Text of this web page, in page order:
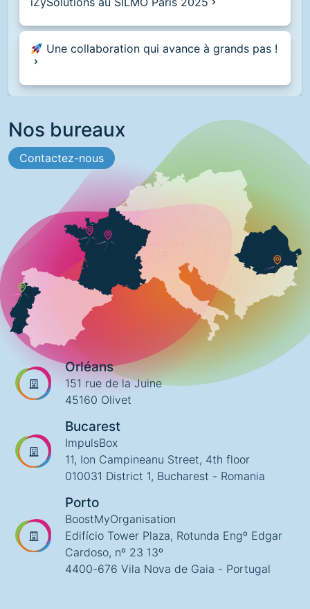
Une collaboration qui avance à grands pas !
Nos bureaux
Contactez-nous
Orléans
151 rue de la Juine
45160 Olivet
Bucarest
ImpulsBox
11, Ion Campineanu Street, 4th floor
010031 District 1, Bucharest - Romania
Porto
BoostMyOrganisation
Edifício Tower Plaza, Rotunda Engº Edgar
Cardoso, nº 23 13º
4400-676 Vila Nova de Gaia - Portugal